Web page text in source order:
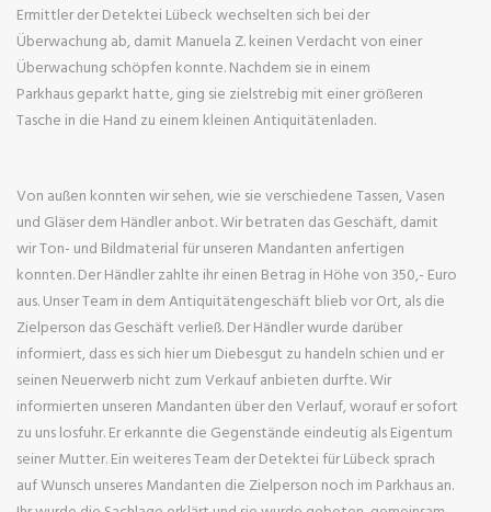
Ermittler der Detektei Lübeck wechselten sich bei der
Überwachung ab, damit Manuela Z. keinen Verdacht von einer
Überwachung schöpfen konnte. Nachdem sie in einem
Parkhaus geparkt hatte, ging sie zielstrebig mit einer größeren
Tasche in die Hand zu einem kleinen Antiquitätenladen.
Von außen konnten wir sehen, wie sie verschiedene Tassen, Vasen
und Gläser dem Händler anbot. Wir betraten das Geschäft, damit
wir Ton- und Bildmaterial für unseren Mandanten anfertigen
konnten. Der Händler zahlte ihr einen Betrag in Höhe von 350,- Euro
aus. Unser Team in dem Antiquitätengeschäft blieb vor Ort, als die
Zielperson das Geschäft verließ. Der Händler wurde darüber
informiert, dass es sich hier um Diebesgut zu handeln schien und er
seinen Neuerwerb nicht zum Verkauf anbieten durfte. Wir
informierten unseren Mandanten über den Verlauf, worauf er sofort
zu uns losfuhr. Er erkannte die Gegenstände eindeutig als Eigentum
seiner Mutter. Ein weiteres Team der Detektei für Lübeck sprach
auf Wunsch unseres Mandanten die Zielperson noch im Parkhaus an.